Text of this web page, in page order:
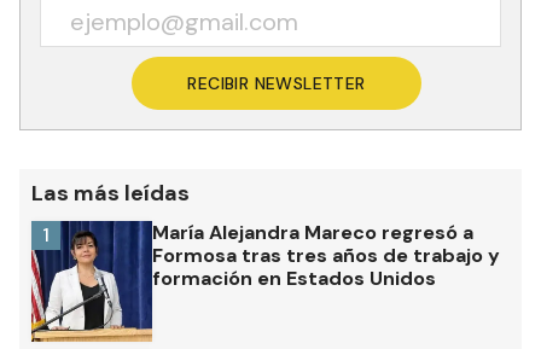
RECIBIR NEWSLETTER
Las más leídas
María Alejandra Mareco regresó a
Formosa tras tres años de trabajo y
formación en Estados Unidos
1